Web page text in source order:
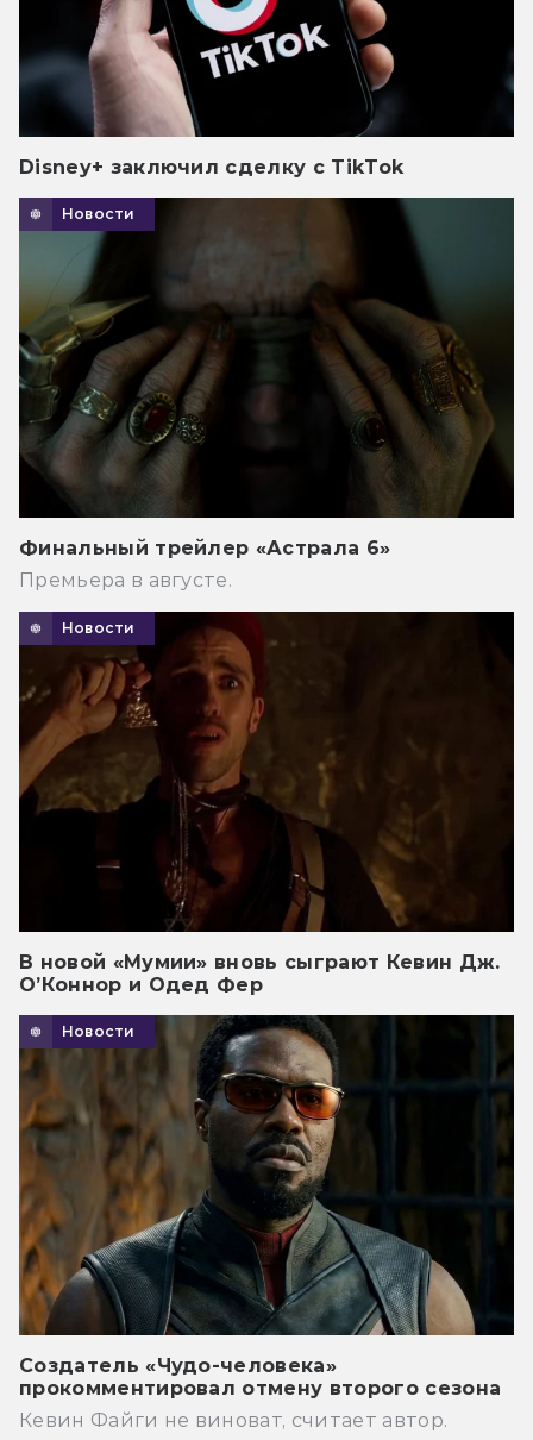
Disney+ заключил сделку с TikTok
Новости
Финальный трейлер «Астрала 6»
Премьера в августе.
Новости
В новой «Мумии» вновь сыграют Кевин Дж.
О’Коннор и Одед Фер
Новости
Создатель «Чудо-человека»
прокомментировал отмену второго сезона
Кевин Файги не виноват, считает автор.